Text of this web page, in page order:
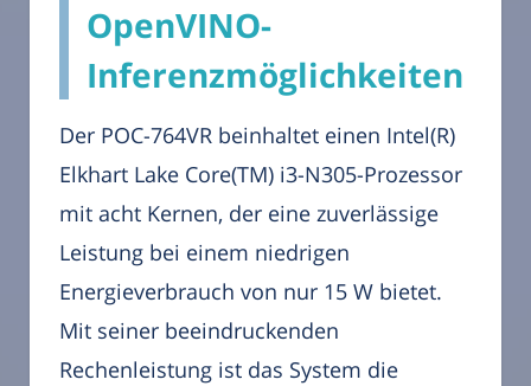
OpenVINO-
Inferenzmöglichkeiten
Der POC-764VR beinhaltet einen Intel(R)
Elkhart Lake Core(TM) i3-N305-Prozessor
mit acht Kernen, der eine zuverlässige
Leistung bei einem niedrigen
Energieverbrauch von nur 15 W bietet.
Mit seiner beeindruckenden
Rechenleistung ist das System die